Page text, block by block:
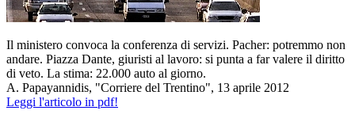
Il ministero convoca la conferenza di servizi. Pacher: potremmo non
andare. Piazza Dante, giuristi al lavoro: si punta a far valere il diritto
di veto. La stima: 22.000 auto al giorno.
A. Papayannidis, "Corriere del Trentino", 13 aprile 2012
Leggi l'articolo in pdf!